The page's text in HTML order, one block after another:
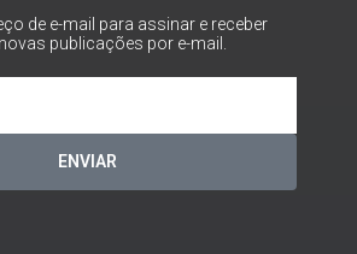
de e-mail para assinar e receber
publicações por e-mail.
ENVIAR